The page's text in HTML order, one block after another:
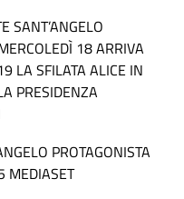
SANT’ANGELO
18 ARRIVA
LA SFILATA ALICE IN
PRESIDENZA
PROTAGONISTA
MEDIASET